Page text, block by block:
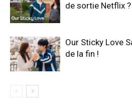
de sortie Netflix ?
Our Sticky Love
de la fin !